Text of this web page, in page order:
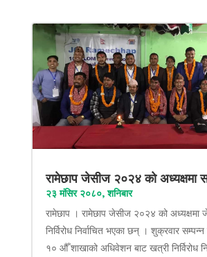
रामेछाप जेसीज २०२४ को अध्यक्षमा
२३ मंसिर २०८०, शनिबार
रामेछाप । रामेछाप जेसीज २०२४ को अध्यक्षमा
निर्विरोध निर्वाचित भएका छन् । शुक्रवार
१० औँ शाखाको अधिवेशन बाट खत्री निर्विरोध